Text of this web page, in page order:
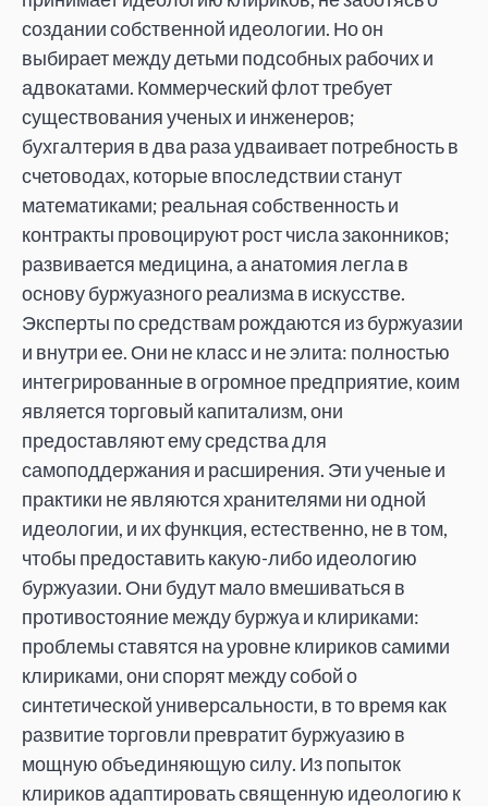
создании собственной идеологии. Но он
выбирает между детьми подсобных рабочих и
адвокатами. Коммерческий флот требует
существования ученых и инженеров;
бухгалтерия в два раза удваивает потребность в
счетоводах, которые впоследствии станут
математиками; реальная собственность и
контракты провоцируют рост числа законников;
развивается медицина, а анатомия легла в
основу буржуазного реализма в искусстве.
Эксперты по средствам рождаются из буржуазии
и внутри ее. Они не класс и не элита: полностью
интегрированные в огромное предприятие, коим
является торговый капитализм, они
предоставляют ему средства для
самоподдержания и расширения. Эти ученые и
практики не являются хранителями ни одной
идеологии, и их функция, естественно, не в том,
чтобы предоставить какую-либо идеологию
буржуазии. Они будут мало вмешиваться в
противостояние между буржуа и клириками:
проблемы ставятся на уровне клириков самими
клириками, они спорят между собой о
синтетической универсальности, в то время как
развитие торговли превратит буржуазию в
мощную объединяющую силу. Из попыток
клириков адаптировать священную идеологию к